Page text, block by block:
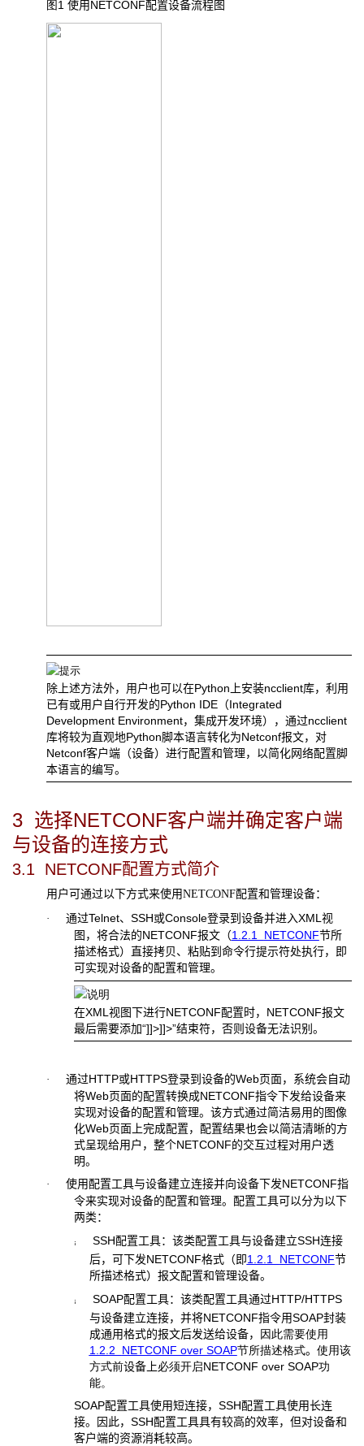
图1 使用NETCONF配置设备流程图
除上述方法外，用户也可以在Python 上安装ncclient库，利用
已有或用户自行开发的Python IDE（Integrated
Development Environment，集成开发环境），通过ncclient
库将较为直观地Python脚本语言转化为Netconf报文，对
Netconf客户端（设备）进行配置和管理，以简化网络配置脚
本语言的编写。
3 选择NETCONF客户端并确定客户端
与设备的连接方式
3.1 NETCONF配置方式简介
用户可通过以下方式来使用NETCONF配置和管理设备：
·
通过Telnet、 SSH或Console登录到设备并进入XML 视
图，将合法的NETCONF报文（1.2.1 NETCONF节所
描述格式）直接拷贝、粘贴到命令行提示符处执行，即
可实现对设备的配置和管理。
在XML 视图下进行NETCONF配置时， NETCONF报文
最后需要添加“]]>]]>”结束符，否则设备无法识别。
· 通过HTTP或HTTPS登录到设备的Web页面，系统会自动
将Web页面的配置转换成NETCONF指令下发给设备来
实现对设备的配置和管理。该方式通过简洁易用的图像
化Web页面上完成配置，配置结果也会以简洁清晰的方
式呈现给用户，整个NETCONF的交互过程对用户透
明。
· 使用配置工具与设备建立连接并向设备下发NETCONF指
令来实现对设备的配置和管理。配置工具可以分为以下
两类：
¡ SSH配置工具：该类配置工具与设备建立SSH连接
后，可下发NETCONF格式（即1.2.1 NETCONF节
所描述格式）报文配置和管理设备。
¡ SOAP配置工具：该类配置工具通过HTTP/HTTPS
与设备建立连接，并将NETCONF指令用SOAP封装
成通用格式的报文后发送给设备， 因此需要使用
1.2.2 NETCONF over SOAP节所描述格式。 使用该
方式前设备上必须开启NETCONF over SOAP功
能。
SOAP配置工具使用短连接， SSH配置工具使用长连
接。因此， SSH配置工具具有较高的效率，但对设备和
客户端的资源消耗较高。